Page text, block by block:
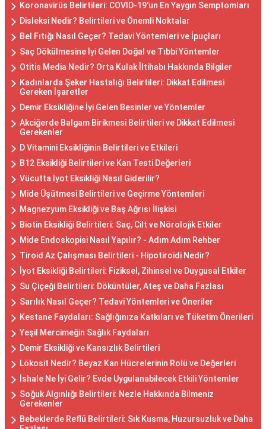
Koronavirüs Belirtileri: COVID-19'un En Yaygın Semptomları
Disleksi Nedir? Belirtileri ve Önemli Noktalar
Bel Fıtığı Nasıl Geçer? Tedavi Yöntemleri ve İpuçları
Saç Dökülmesine İyi Gelen Doğal ve Tıbbi Yöntemler
Otitis Media Nedir? Orta Kulak İltihabı Hakkında Bilgiler
Kadınlarda Şeker Hastalığı Belirtileri: Dikkat Edilmesi
Gereken İşaretler
Demir Eksikliğine İyi Gelen Besinler ve Yöntemler
Akciğerde Balgam Birikmesi Belirtileri ve Dikkat Edilmesi
Gerekenler
D Vitamini Eksikliğinin Belirtileri ve Etkileri
B12 Eksikliği Belirtileri ve Kan Testi Değerleri
Vücutta İyot Eksikliği Nasıl Giderilir?
Mide Üşütmesi Belirtileri ve Geçirme Yöntemleri
Magnezyum Eksikliği ve Baş Ağrısı İlişkisi
Biotin Eksikliği Belirtileri: Saç, Cilt ve Nörolojik Etkiler
Mide Endoskopisi Nasıl Yapılır? - Adım Adım Rehber
Tiroid Az Çalışması Belirtileri - Hipotiroidi Nedir?
İyot Eksikliği Belirtileri: Fiziksel, Zihinsel ve Duygusal Etkiler
Su Çiçeği Belirtileri: Döküntüler, Ateş ve Daha Fazlası
Sarılık Nasıl Geçer? Tedavi Yöntemleri ve Öneriler
Kestane Faydaları: Sağlığınıza Katkıları ve Tüketim Önerileri
Yeşil Mercimeğin Sağlık Faydaları
Demir Eksikliği ve Kansızlık Belirtileri
Lökosit Nedir? Beyaz Kan Hücrelerinin Rolü ve Değerleri
İshale Ne İyi Gelir? Evde Uygulanabilecek Etkili Yöntemler
Soğuk Algınlığı Belirtileri: Nezle Hakkında Bilmeniz
Gerekenler
Bebeklerde Reflü Belirtileri: Sık Kusma, Huzursuzluk ve Daha